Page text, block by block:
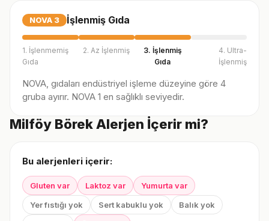
NOVA 3 İşlenmiş Gıda
1. İşlenmemiş
Gıda
2. Az İşlenmiş
3. İşlenmiş
Gıda
4. Ultra-
İşlenmiş
NOVA, gıdaları endüstriyel işleme düzeyine göre 4
gruba ayırır. NOVA 1 en sağlıklı seviyedir.
Milföy Börek Alerjen İçerir mi?
Bu alerjenleri içerir:
Gluten var Laktoz var
Yumurta var
Yer fıstığı yok
Sert kabuklu yok
Balık yok